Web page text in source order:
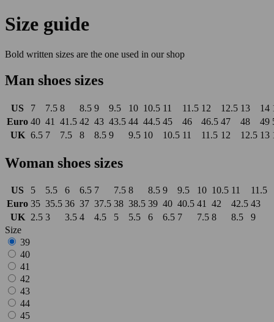
Size guide
Bold written sizes are the one used in our shop
Man shoes sizes
US 7 7.5 8 8.5 9 9.5 10 10.5 11 11.5 12 12.5 13 14
Euro 40 41 41.5 42 43 43.5 44 44.5 45 46 46.5 47 48 49
UK 6.5 7 7.5 8 8.5 9 9.5 10 10.5 11 11.5 12 12.5 13
Woman shoes sizes
US 5 5.5 6 6.5 7 7.5 8 8.5 9 9.5 10 10.5 11
11.5
Euro 35 35.5 36 37 37.5 38 38.5 39 40 40.5 41 42 42.5 43
UK 2.5 3 3.5 4 4.5 5 5.5 6 6.5 7 7.5 8 8.5
9
Size
39
40
41
42
43
44
45